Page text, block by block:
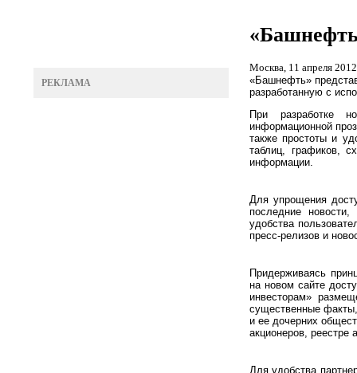
РЕКЛАМА
Москва, 11 апреля 2012
«Башнефть»
разработанную с
При разработке
информационной
также простоты и
таблиц, графиков,
информации.
Для упрощения
последние
удобства
пресс-релизов и
Придерживаясь
на новом сайте
инвесторам»
существенные
и ее дочерних
акционеров, реестре
Для удобства